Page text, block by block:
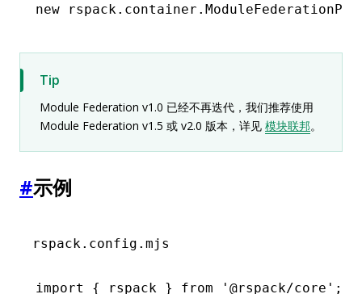
new rspack. container
Tip
Module Federation v1.0 已经不再迭代，我们推荐使用
Module Federation v1.5 或 v2.0 版本，详见 模块联邦。
#示例
rspack.config.mjs
import { rspack } from '@rspack/core' ;